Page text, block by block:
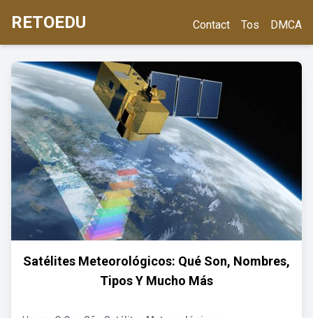
RETOEDU Contact Tos DMCA
Satélites Meteorológicos: Qué Son, Nombres,
Tipos Y Mucho Más